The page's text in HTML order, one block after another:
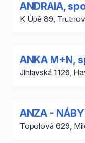
ANDRAIA,
K Úpě 89, Trutnov
ANKA M+N,
Jihlavská 1126,
ANZA -
Topolová 629,